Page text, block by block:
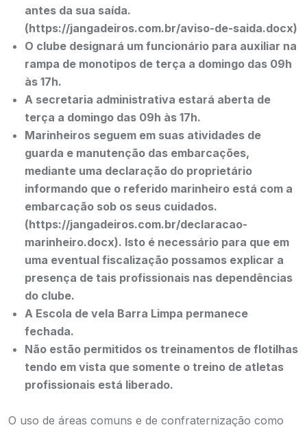
antes da sua saída.
(https://jangadeiros.com.br/aviso-de-saida.docx)
O clube designará um funcionário para auxiliar na
rampa de monotipos de terça a domingo das 09h
às 17h.
A secretaria administrativa estará aberta de
terça a domingo das 09h às 17h.
Marinheiros seguem em suas atividades de
guarda e manutenção das embarcações,
mediante uma declaração do proprietário
informando que o referido marinheiro está com a
embarcação sob os seus cuidados.
(https://jangadeiros.com.br/declaracao-
marinheiro.docx). Isto é necessário para que em
uma eventual fiscalização possamos explicar a
presença de tais profissionais nas dependências
do clube.
A Escola de vela Barra Limpa permanece
fechada.
Não estão permitidos os treinamentos de flotilhas
tendo em vista que somente o treino de atletas
profissionais está liberado.
O uso de áreas comuns e de confraternização como